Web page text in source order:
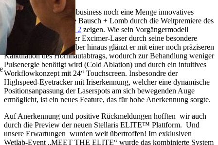
Dass auch im Refraktivbusiness noch eine Menge innovatives
Potenzial steckt, konnte Bausch + Lomb durch die Weltpremiere des
TENEO™ 317 Modell 2 zeigen. Wie sein Vorgängermodell
zeichnet sich auch dieser Excimer-Laser durch seine besondere
Kompaktheit aus. Darüber hinaus glänzt er mit einer noch präziseren
Kalkulation des Hornhautabtrags, wodurch zur Behandlung weniger
Pulsenergie benötigt wird (Cold Ablation) und durch ein intuitives
Workflowkonzept mit 24“ Touchscreen. Insbesondre der
Highspeed-Eyetracker mit Iriserkennung, welcher eine dynamische
Positionsanpassung der Laserspots am sich bewegenden Auge
ermöglicht, ist ein neues Feature, das für hohe Anerkennung sorgte.
Auf Anerkennung und positive Rückmeldungen hofften wir auch
durch die Preview der neuen Stellaris ELITE™ Plattform. Und
unsere Erwartungen wurden weit übertroffen! Im exklusiven
Wetlab-Event „MEET THE ELITE“ wurde das kombinierte System